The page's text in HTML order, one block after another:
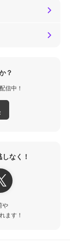
？
信中！
なく！
や
ます！